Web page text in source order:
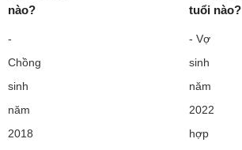
nào?
-
Chồng
sinh
năm
2018
tuổi nào?
- Vợ
sinh
năm
2022
hợp